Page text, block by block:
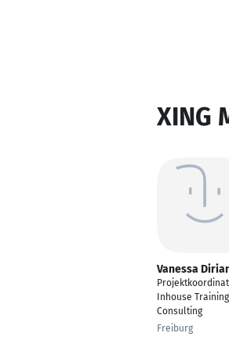
XING
Vanessa
Inhouse
Consulting
Freiburg